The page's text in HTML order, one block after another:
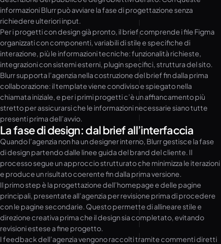
informazioni Blurr può avviare la fase di progettazione senza
richiedere ulteriori input.
Per i progetti con design già pronto, il brief comprende i file Figma
organizzati con componenti, variabili di stile e specifiche di
interazione, più le informazioni tecniche: funzionalità richieste,
integrazioni con sistemi esterni, plugin specifici, struttura del sito.
Blurr supporta l’agenzia nella costruzione del brief fin dalla prima
collaborazione: il template viene condiviso e spiegato nella
chiamata iniziale, e per i primi progetti c’è un affiancamento più
stretto per assicurarsi che le informazioni necessarie siano tutte
presenti prima dell’avvio.
La fase di design: dal brief all’interfaccia
Quando l’agenzia non ha un designer interno, Blurr gestisce la fase
di design partendo dalle linee guida del brand del cliente. Il
processo segue un approccio strutturato che minimizza le iterazioni
e produce un risultato coerente fin dalla prima versione.
Il primo step è la progettazione dell’homepage e delle pagine
principali, presentate all’agenzia per revisione prima di procedere
con le pagine secondarie. Questo permette di allineare stile e
direzione creativa prima che il design sia completato, evitando
revisioni estese a fine progetto.
I feedback dell’agenzia vengono raccolti tramite commenti diretti